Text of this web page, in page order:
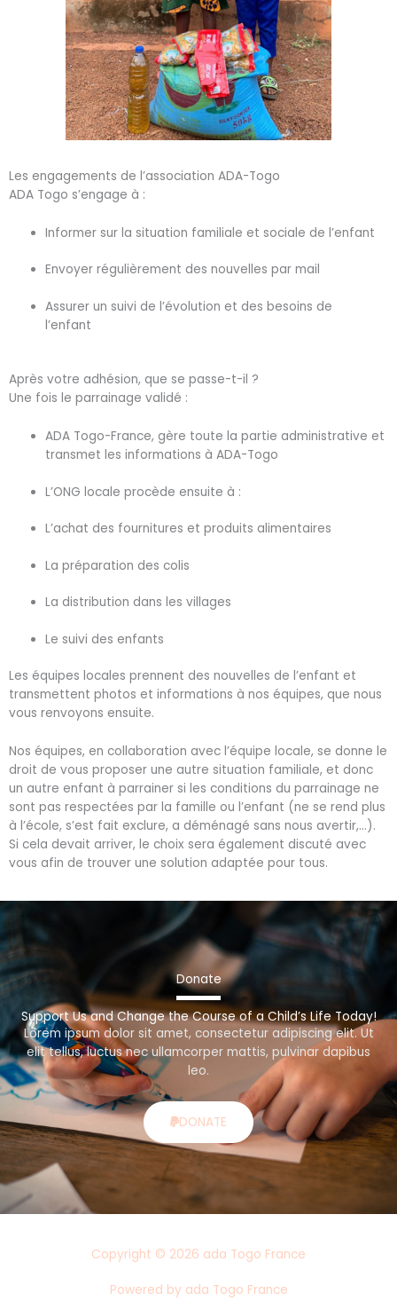
Les engagements de l’association ADA-Togo
ADA Togo s’engage à :
Informer sur la situation familiale et sociale de l’enfant
Envoyer régulièrement des nouvelles par mail
Assurer un suivi de l’évolution et des besoins de
l’enfant
Après votre adhésion, que se passe-t-il ?
Une fois le parrainage validé :
ADA Togo-France, gère toute la partie administrative et
transmet les informations à ADA-Togo
L’ONG locale procède ensuite à :
L’achat des fournitures et produits alimentaires
La préparation des colis
La distribution dans les villages
Le suivi des enfants
Les équipes locales prennent des nouvelles de l’enfant et
transmettent photos et informations à nos équipes, que nous
vous renvoyons ensuite.
Nos équipes, en collaboration avec l’équipe locale, se donne le
droit de vous proposer une autre situation familiale, et donc
un autre enfant à parrainer si les conditions du parrainage ne
sont pas respectées par la famille ou l’enfant (ne se rend plus
à l’école, s’est fait exclure, a déménagé sans nous avertir,…).
Si cela devait arriver, le choix sera également discuté avec
vous afin de trouver une solution adaptée pour tous.
Donate
Support Us and Change the Course of a Child’s Life Today!
Lorem ipsum dolor sit amet, consectetur adipiscing elit. Ut
elit tellus, luctus nec ullamcorper mattis, pulvinar dapibus
leo.
DONATE
Copyright © 2026 ada Togo France
Powered by ada Togo France